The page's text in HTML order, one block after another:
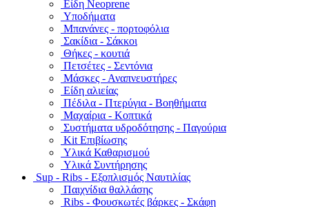
Είδη Neoprene
Υποδήματα
Μπανάνες - πορτοφόλια
Σακίδια - Σάκκοι
Θήκες - κουτιά
Πετσέτες - Σεντόνια
Μάσκες - Αναπνευστήρες
Είδη αλιείας
Πέδιλα - Πτερύγια - Βοηθήματα
Μαχαίρια - Κοπτικά
Συστήματα υδροδότησης - Παγούρια
Kit Επιβίωσης
Υλικά Καθαρισμού
Υλικά Συντήρησης
Sup - Ribs - Εξοπλισμός Ναυτιλίας
Παιχνίδια θαλλάσης
Ribs - Φουσκωτές βάρκες - Σκάφη